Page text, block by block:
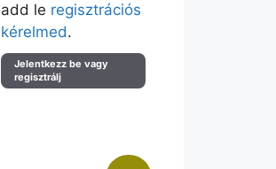
add le regisztrációs
kérelmed.
Jelentkezz be vagy
regisztrálj